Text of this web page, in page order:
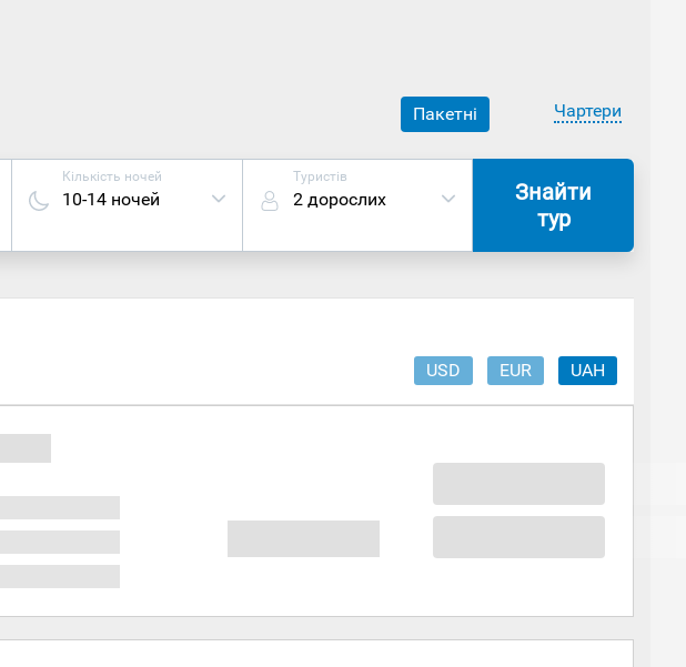
Пакетні Чартери
Кількість ночей
10-14 ночей
Туристів
2 дорослих
Знайти
тур
USD EUR UAH